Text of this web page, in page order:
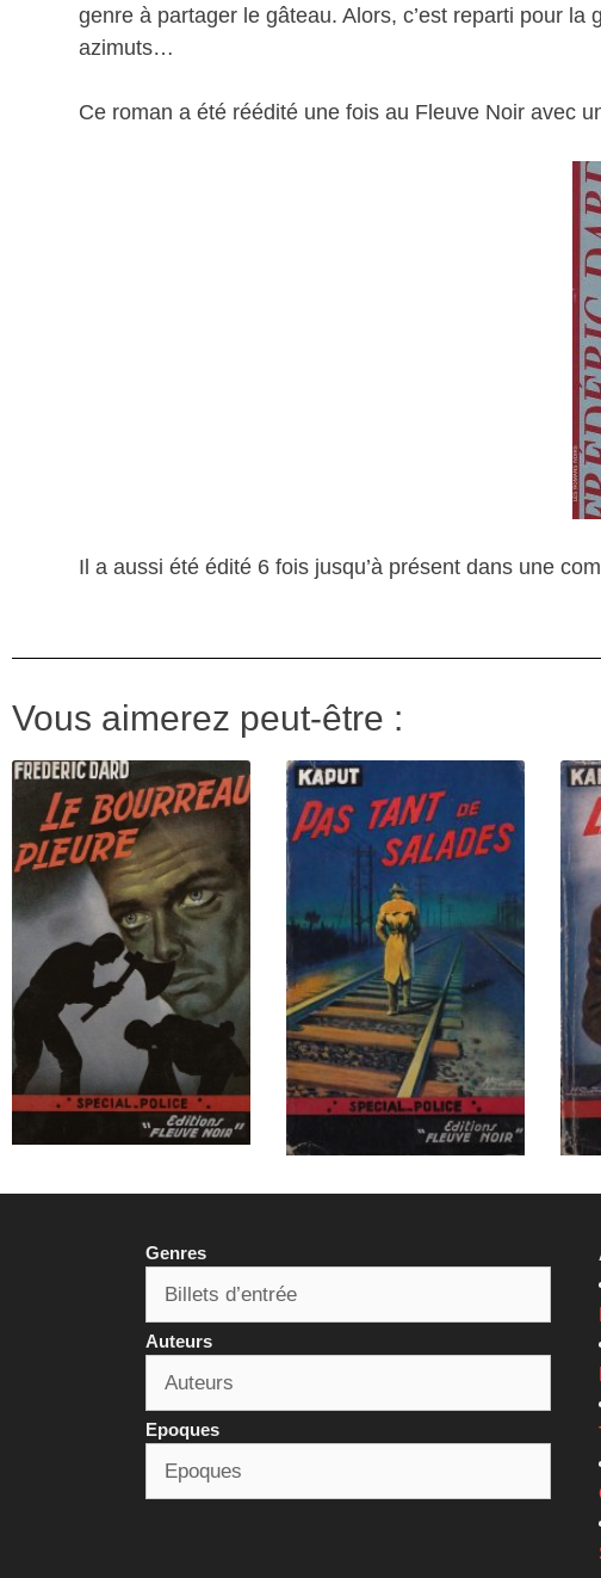
genre à partager le gâteau. Alors, c’est reparti pour
azimuts…
Ce roman a été réédité une fois au Fleuve Noir avec
Il a aussi été édité 6 fois jusqu’à présent dans une
Vous aimerez peut-être :
Genres
Auteurs
Epoques